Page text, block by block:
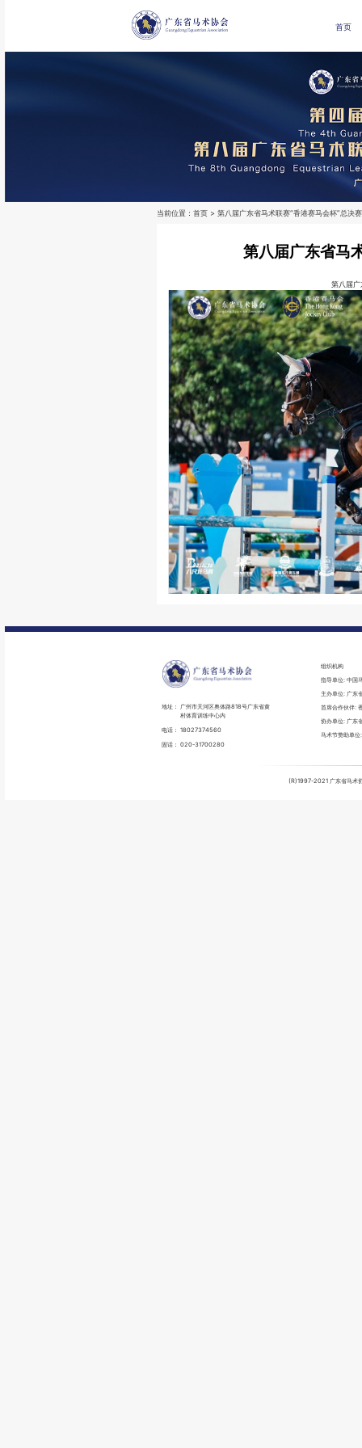
首页
当前位置： 首页> 第八届广东省马术联赛“香港赛马会杯”总决赛
第八届广东省马
第八届广
地址： 广州市天河区奥体路818号广东省黄
村体育训练中心内
电话： 18027374560
固话： 020-31700280
组织机构
指导单位: 中国
主办单位: 广东
首席合作伙伴:
协办单位: 广东
马术节赞助单
(R)1997-2021 广东省马术